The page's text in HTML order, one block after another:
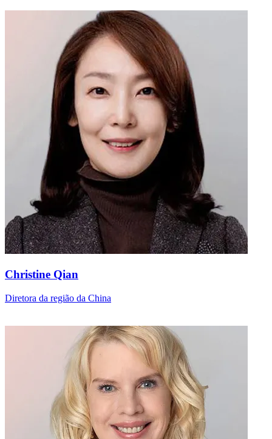
Christine Qian
Diretora da região da China